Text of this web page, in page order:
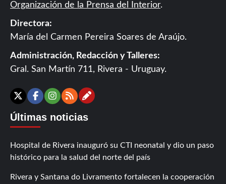
Organización de la Prensa del Interior.
Directora:
María del Carmen Pereira Soares de Araújo.
Administración, Redacción y Talleres:
Gral. San Martín 711, Rivera - Uruguay.
X Facebook
Instagram
RSSContáctanos
Últimas noticias
Hospital de Rivera inauguró su CTI neonatal y dio un paso
histórico para la salud del norte del país
Rivera y Santana do Livramento fortalecen la cooperación